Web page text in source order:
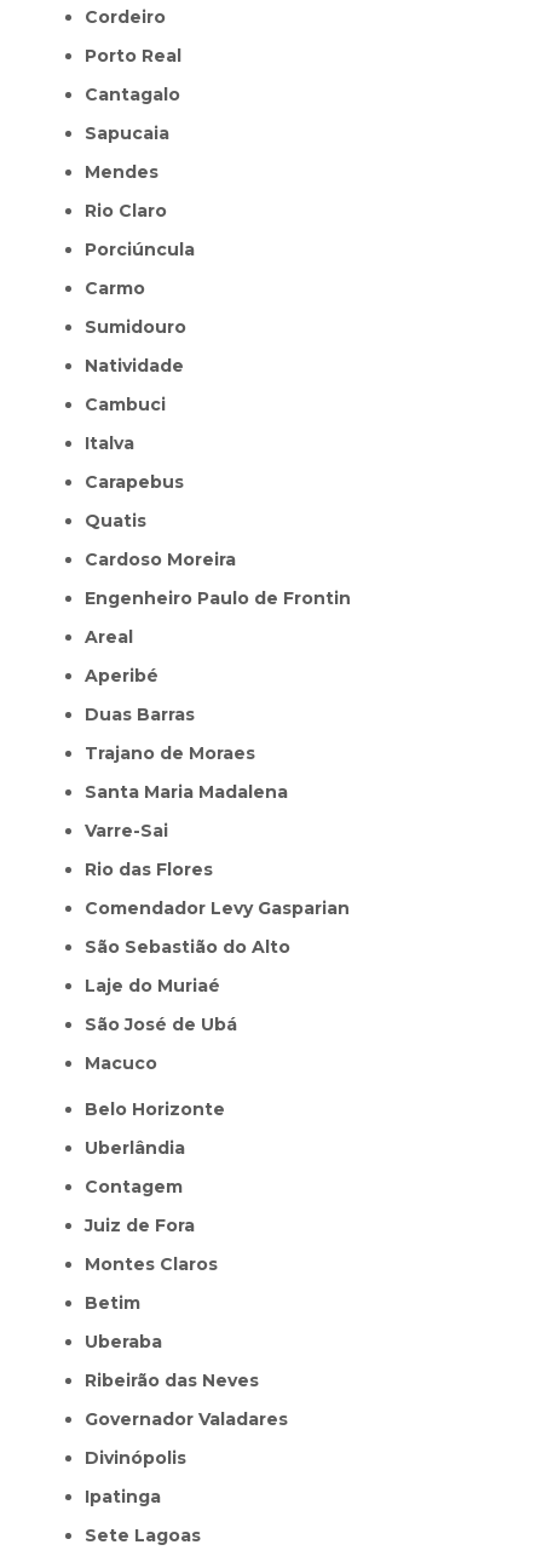
Cordeiro
Porto Real
Cantagalo
Sapucaia
Mendes
Rio Claro
Porciúncula
Carmo
Sumidouro
Natividade
Cambuci
Italva
Carapebus
Quatis
Cardoso Moreira
Engenheiro Paulo de Frontin
Areal
Aperibé
Duas Barras
Trajano de Moraes
Santa Maria Madalena
Varre-Sai
Rio das Flores
Comendador Levy Gasparian
São Sebastião do Alto
Laje do Muriaé
São José de Ubá
Macuco
Belo Horizonte
Uberlândia
Contagem
Juiz de Fora
Montes Claros
Betim
Uberaba
Ribeirão das Neves
Governador Valadares
Divinópolis
Ipatinga
Sete Lagoas